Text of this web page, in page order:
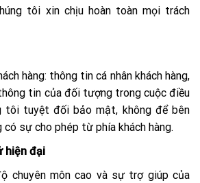
tôi xin chịu hoàn toàn mọi trách
hàng: thông tin cá nhân khách hàng,
tin của đối tượng trong cuộc điều
tôi tuyệt đối bảo mật, không để bên
sự cho phép từ phía khách hàng.
hiện đại
chuyên môn cao và sự trợ giúp của